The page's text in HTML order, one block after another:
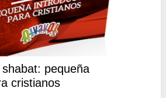
pequeña
cristianos